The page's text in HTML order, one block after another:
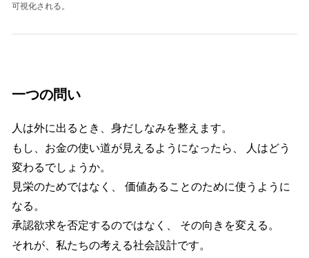
可視化される。
一つの問い
人は外に出るとき、身だしなみを整えます。
もし、お金の使い道が見えるようになったら、 人はどう
変わるでしょうか。
見栄のためではなく、 価値あることのために使うように
なる。
承認欲求を否定するのではなく、 その向きを変える。
それが、私たちの考える社会設計です。